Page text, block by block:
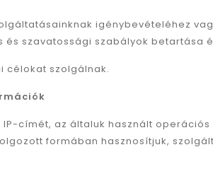
igénybevételéhez
szavatossági szabályok betartása
célokat szolgálnak.
címét, az általuk használt
formában hasznosítjuk,